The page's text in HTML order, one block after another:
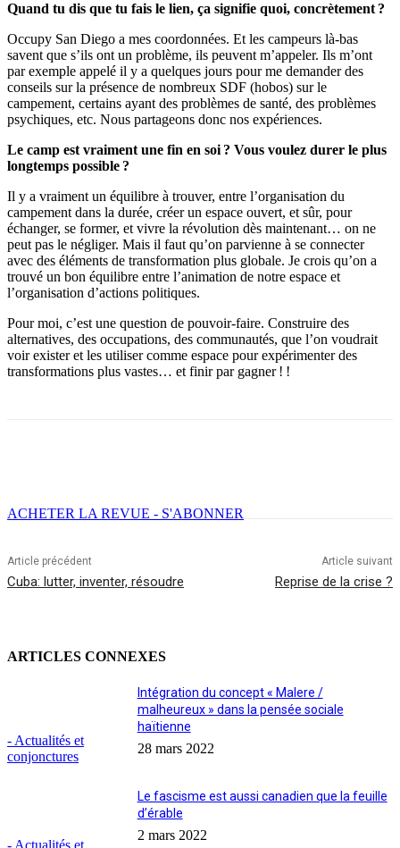
Quand tu dis que tu fais le lien, ça signifie quoi, concrètement ?
Occupy San Diego a mes coordonnées. Et les campeurs là-bas
savent que s’ils ont un problème, ils peuvent m’appeler. Ils m’ont
par exemple appelé il y a quelques jours pour me demander des
conseils sur la présence de nombreux SDF (hobos) sur le
campement, certains ayant des problèmes de santé, des problèmes
psychiques, etc. Nous partageons donc nos expériences.
Le camp est vraiment une fin en soi ? Vous voulez durer le plus
longtemps possible ?
Il y a vraiment un équilibre à trouver, entre l’organisation du
campement dans la durée, créer un espace ouvert, et sûr, pour
échanger, se former, et vivre la révolution dès maintenant… on ne
peut pas le négliger. Mais il faut qu’on parvienne à se connecter
avec des éléments de transformation plus globale. Je crois qu’on a
trouvé un bon équilibre entre l’animation de notre espace et
l’organisation d’actions politiques.
Pour moi, c’est une question de pouvoir-faire. Construire des
alternatives, des occupations, des communautés, que l’on voudrait
voir exister et les utiliser comme espace pour expérimenter des
transformations plus vastes… et finir par gagner ! !
ACHETER LA REVUE - S'ABONNER
Article précédent
Cuba: lutter, inventer, résoudre
Article suivant
Reprise de la crise ?
ARTICLES CONNEXES
- Actualités et
conjonctures
Intégration du concept « Malere /
malheureux » dans la pensée sociale
haïtienne
28 mars 2022
- Actualités et
Le fascisme est aussi canadien que la feuille
d’érable
2 mars 2022